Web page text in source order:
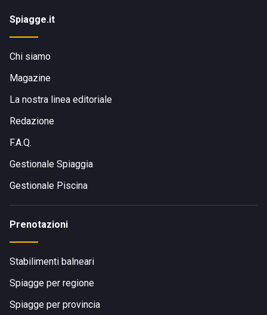
Spiagge.it
Chi siamo
Magazine
La nostra linea editoriale
Redazione
F.A.Q.
Gestionale Spiaggia
Gestionale Piscina
Prenotazioni
Stabilimenti balneari
Spiagge per regione
Spiagge per provincia